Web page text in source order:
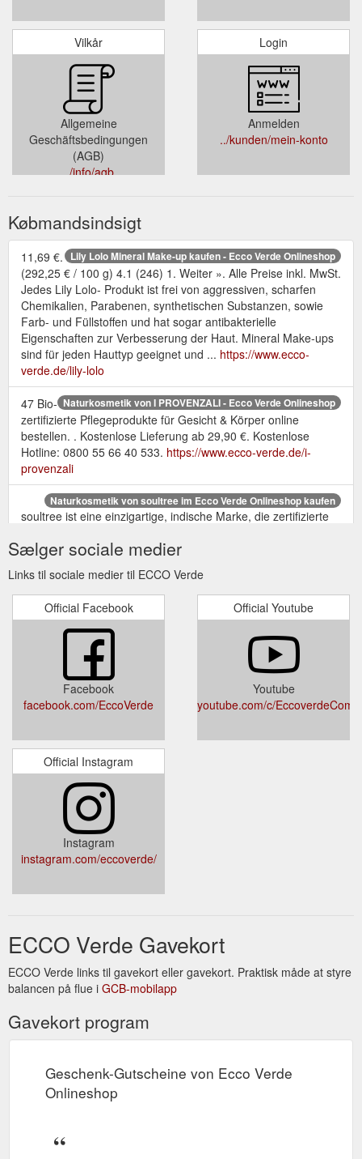
Vilkår
Allgemeine
Geschäftsbedingungen
(AGB)
../info/agb
Login
Anmelden
../kunden/mein-konto
Købmandsindsigt
Lily Lolo Mineral Make-up kaufen - Ecco Verde Onlineshop
11,69 €.
(292,25 € / 100 g) 4.1 (246) 1. Weiter ». Alle Preise inkl. MwSt.
Jedes Lily Lolo- Produkt ist frei von aggressiven, scharfen
Chemikalien, Parabenen, synthetischen Substanzen, sowie
Farb- und Füllstoffen und hat sogar antibakterielle
Eigenschaften zur Verbesserung der Haut. Mineral Make-ups
sind für jeden Hauttyp geeignet und ... https://www.ecco-
verde.de/lily-lolo
Naturkosmetik von I PROVENZALI - Ecco Verde Onlineshop
47 Bio-
zertifizierte Pflegeprodukte für Gesicht & Körper online
bestellen. . Kostenlose Lieferung ab 29,90 €. Kostenlose
Hotline: 0800 55 66 40 533. https://www.ecco-verde.de/i-
provenzali
Naturkosmetik von soultree im Ecco Verde Onlineshop kaufen
soultree ist eine einzigartige, indische Marke, die zertifizierte
besondere Worte, die soultree am besten beschreiben:
ethisch, organisch und ayurvedisch. Denn diese
Naturkosmetikmarke legt besonders großen Wert darauf,
kleine Bio-Bauern in ihrer Arbeit und ihrem Lohn zu
unterstützen und nur die qualitativ hochwertigsten Kräuter zu
https://www.ecco-verde.de/soultree
Sælger sociale medier
Links til sociale medier til ECCO Verde
Official Facebook
Facebook
facebook.com/EccoVerde
Official Youtube
Youtube
youtube.com/c/EccoverdeCom
Official Instagram
Instagram
instagram.com/eccoverde/
ECCO Verde Gavekort
ECCO Verde links til gavekort eller gavekort. Praktisk måde at styre
balancen på flue i GCB-mobilapp
Gavekort program
Geschenk-Gutscheine von Ecco Verde
Onlineshop